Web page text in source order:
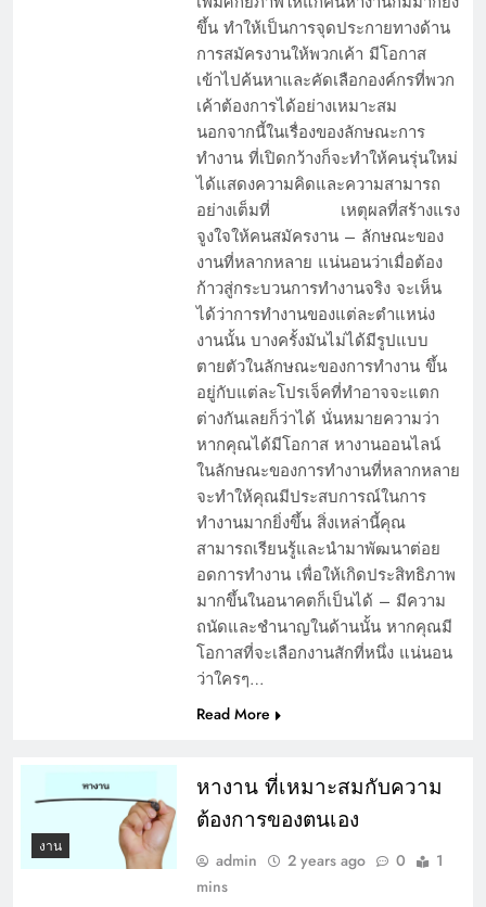
รองรับตลาดแรงงาน หางานอยุธยา หลากหลาย
ตำแหน่งงานและอาชีพ￼
ค้นหาตำแหน่ง งานรายวันใกล้ฉัน เพื่อคุณภาพ
ปัจจัยและตัวแปรสำคัญในการ หา งาน สระบุรี
ขึ้น ทำให้เป็นการจุดประกายทางด้าน
การสมัครงานให้พวกเค้า มีโอกาส
เข้าไปค้นหาและคัดเลือกองค์กรที่พวก
เค้าต้องการได้อย่างเหมาะสม
นอกจากนี้ในเรื่องของลักษณะการ
ทำงาน ที่เปิดกว้างก็จะทำให้คนรุ่นใหม่
ได้แสดงความคิดและความสามารถ
อย่างเต็มที่ เหตุผลที่สร้างแรง
จูงใจให้คนสมัครงาน – ลักษณะของ
งานที่หลากหลาย แน่นอนว่าเมื่อต้อง
ก้าวสู่กระบวนการทำงานจริง จะเห็น
ได้ว่าการทำงานของแต่ละตำแหน่ง
งานนั้น บางครั้งมันไม่ได้มีรูปแบบ
ตายตัวในลักษณะของการทำงาน ขึ้น
อยู่กับแต่ละโปรเจ็คที่ทำอาจจะแตก
ต่างกันเลยก็ว่าได้ นั่นหมายความว่า
หากคุณได้มีโอกาส หางานออนไลน์
ในลักษณะของการทำงานที่หลากหลาย
จะทำให้คุณมีประสบการณ์ในการ
ทำงานมากยิ่งขึ้น สิ่งเหล่านี้คุณ
สามารถเรียนรู้และนำมาพัฒนาต่อย
อดการทำงาน เพื่อให้เกิดประสิทธิภาพ
มากขึ้นในอนาคตก็เป็นได้ – มีความ
ถนัดและชำนาญในด้านนั้น หากคุณมี
โอกาสที่จะเลือกงานสักที่หนึ่ง แน่นอน
ว่าใครๆ…
Read More
งาน
หางาน ที่เหมาะสมกับความ
ต้องการของตนเอง
admin 2 years ago 0
1
mins